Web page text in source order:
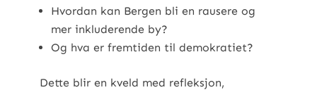
Hvordan kan Bergen bli en rausere og
mer inkluderende by?
Og hva er fremtiden til demokratiet?
Dette blir en kveld med refleksjon,